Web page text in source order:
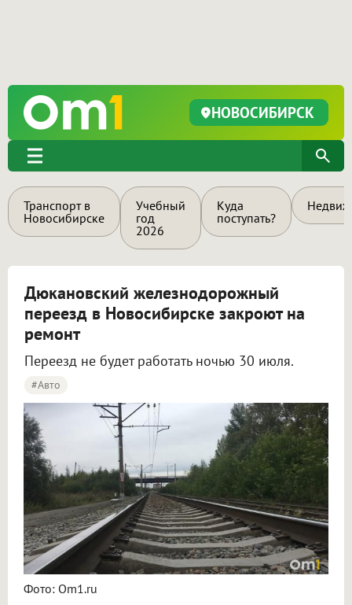
НОВОСИБИРСК
Транспорт в
Новосибирске
Учебный
год
2026
Куда
поступать?
Дюкановский железнодорожный
переезд в Новосибирске закроют на
ремонт
Переезд не будет работать ночью 30 июля.
#Авто
Фото: Om1.ru